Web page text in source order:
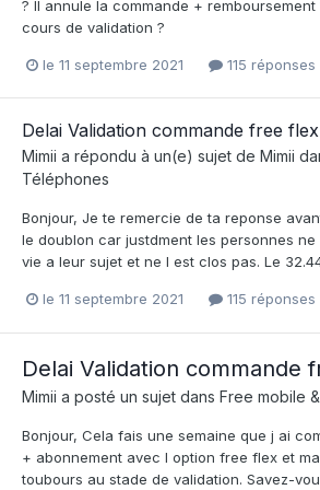
? Il annule la commande +
cours de validation ?
le 11 septembre 2021 115 réponses
Delai Validation commande free flex
Mimii a répondu à un(e) sujet de Mimii
Téléphones
Bonjour, Je te remercie de ta reponse
le doublon car justdment les personnes
vie a leur sujet et ne l est clos pas. Le
le 11 septembre 2021 115 réponses
Delai Validation commande
Mimii a posté un sujet dans Free mobile
Bonjour, Cela fais une semaine que j ai
+ abonnement avec l option free flex et
toubours au stade de validation. Savez-